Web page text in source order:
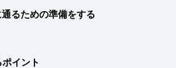
通るための準備をする
イント